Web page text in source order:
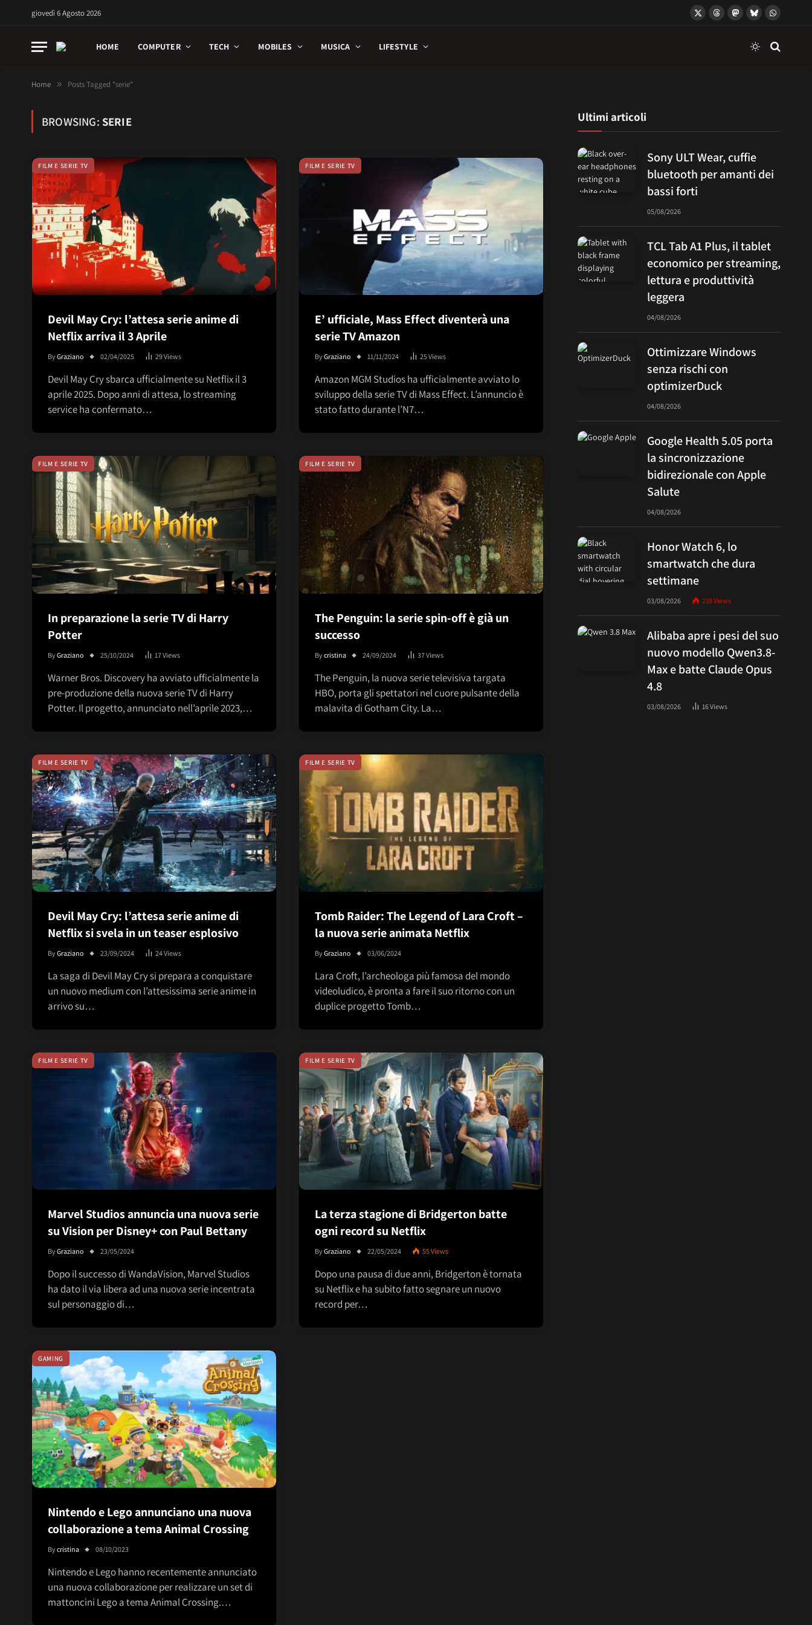
giovedì 6 Agosto 2026
X
ThreadsMastodon
BlueskyWhatsApp
HOME COMPUTER TECH MOBILES MUSICA LIFESTYLE
Home » Posts Tagged "serie"
BROWSING: SERIE
FILM E SERIE TV
Devil May Cry: l’attesa serie anime di
Netflix arriva il 3 Aprile
ByGraziano 02/04/2025 29Views
Devil May Cry sbarca ufficialmente su Netflix il 3
aprile 2025. Dopo anni di attesa, lo streaming
service ha confermato…
FILM E SERIE TV
E’ ufficiale, Mass Effect diventerà una
serie TV Amazon
ByGraziano 11/11/2024 25Views
Amazon MGM Studios ha ufficialmente avviato lo
sviluppo della serie TV di Mass Effect. L’annuncio è
stato fatto durante l’N7…
FILM E SERIE TV
In preparazione la serie TV di Harry
Potter
ByGraziano 25/10/2024 17Views
Warner Bros. Discovery ha avviato ufficialmente la
pre-produzione della nuova serie TV di Harry
Potter. Il progetto, annunciato nell’aprile 2023,…
FILM E SERIE TV
The Penguin: la serie spin-off è già un
successo
Bycristina 24/09/2024 37Views
The Penguin, la nuova serie televisiva targata
HBO, porta gli spettatori nel cuore pulsante della
malavita di Gotham City. La…
FILM E SERIE TV
Devil May Cry: l’attesa serie anime di
Netflix si svela in un teaser esplosivo
ByGraziano 23/09/2024 24Views
La saga di Devil May Cry si prepara a conquistare
un nuovo medium con l’attesissima serie anime in
arrivo su…
FILM E SERIE TV
Tomb Raider: The Legend of Lara Croft –
la nuova serie animata Netflix
ByGraziano 03/06/2024
Lara Croft, l’archeologa più famosa del mondo
videoludico, è pronta a fare il suo ritorno con un
duplice progetto Tomb…
FILM E SERIE TV
Marvel Studios annuncia una nuova serie
su Vision per Disney+ con Paul Bettany
ByGraziano 23/05/2024
Dopo il successo di WandaVision, Marvel Studios
ha dato il via libera ad una nuova serie incentrata
sul personaggio di…
FILM E SERIE TV
La terza stagione di Bridgerton batte
ogni record su Netflix
ByGraziano 22/05/2024 55Views
Dopo una pausa di due anni, Bridgerton è tornata
su Netflix e ha subito fatto segnare un nuovo
record per…
GAMING
Nintendo e Lego annunciano una nuova
collaborazione a tema Animal Crossing
Bycristina 08/10/2023
Nintendo e Lego hanno recentemente annunciato
una nuova collaborazione per realizzare un set di
mattoncini Lego a tema Animal Crossing.…
Ultimi articoli
Sony ULT Wear, cuffie
bluetooth per amanti dei
bassi forti
05/08/2026
TCL Tab A1 Plus, il tablet
economico per streaming,
lettura e produttività
leggera
04/08/2026
Ottimizzare Windows
senza rischi con
optimizerDuck
04/08/2026
Google Health 5.05 porta
la sincronizzazione
bidirezionale con Apple
Salute
04/08/2026
Honor Watch 6, lo
smartwatch che dura
settimane
03/08/2026 218Views
Alibaba apre i pesi del suo
nuovo modello Qwen3.8-
Max e batte Claude Opus
4.8
03/08/2026 16Views